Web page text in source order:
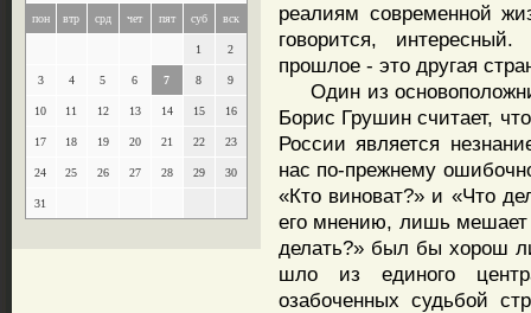
пон втр срд чет пят суб вск
1 2
3 4 5 6 7 8 9
10 11 12 13 14 15 16
17 18 19 20 21 22 23
24 25 26 27 28 29 30
31
реалиям современной
говорится,
прошлое - это другая
Один из
Борис Грушин считает,
России является
нас по-прежнему
«Кто виноват?» и «Что
его мнению, лишь мешает
делать?» был бы хорош
шло из единого
озабоченных судьбой